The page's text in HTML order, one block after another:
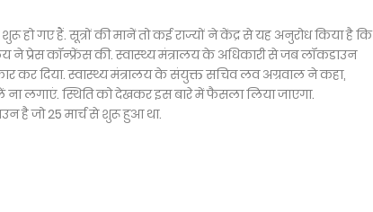
गए हैं. सूत्रों की मानें तो कई राज्यों ने केंद्र से यह अनुरोध किया है कि
ने प्रेस कॉन्फ्रेंस की. स्वास्थ्य मंत्रालय के अधिकारी से जब लॉकडाउन
दिया. स्वास्थ्य मंत्रालय के संयुक्त सचिव लव अग्रवाल ने कहा,
लगाएं. स्थिति को देखकर इस बारे में फैसला लिया जाएगा.
है जो 25 मार्च से शुरू हुआ था.